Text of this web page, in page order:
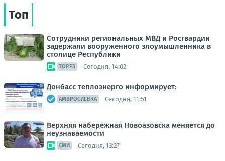
Топ
Сотрудники региональных МВД и Росгвардии
задержали вооруженного злоумышленника в
столице Республики
ТОРЕЗ Сегодня, 14:02
Донбасс теплоэнерго информирует:
АМВРОСИЕВКА Сегодня, 11:51
Верхняя набережная Новоазовска меняется до
неузнаваемости
СМИ Сегодня, 13:27